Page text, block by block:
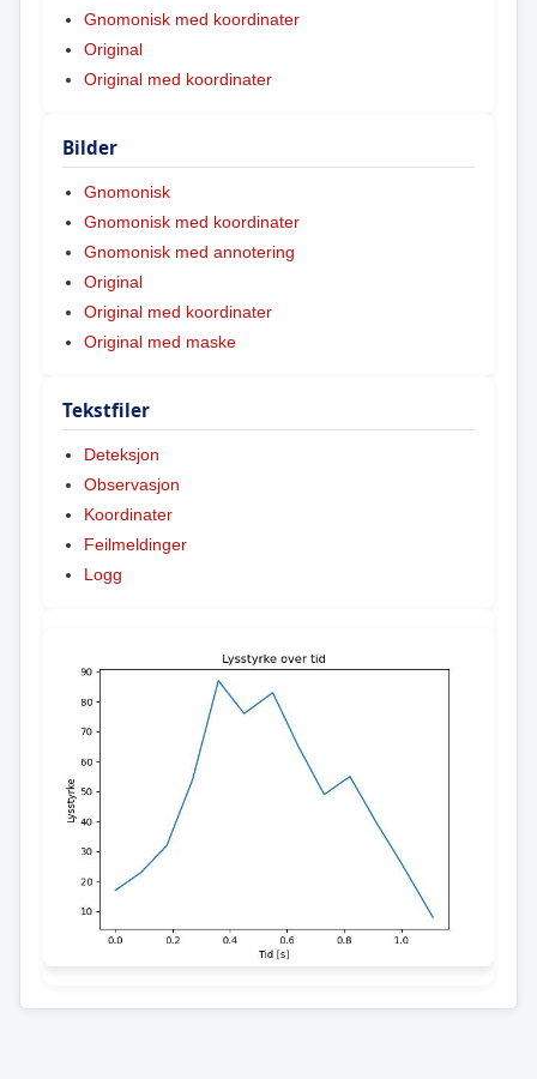
Gnomonisk med koordinater
Original
Original med koordinater
Bilder
Gnomonisk
Gnomonisk med koordinater
Gnomonisk med annotering
Original
Original med koordinater
Original med maske
Tekstfiler
Deteksjon
Observasjon
Koordinater
Feilmeldinger
Logg